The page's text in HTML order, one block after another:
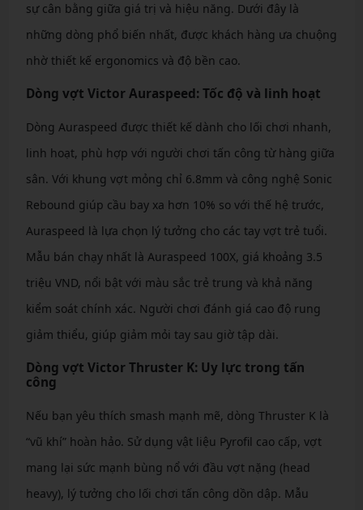
sự cân bằng giữa giá trị và hiệu năng. Dưới đây là
những dòng phổ biến nhất, được khách hàng ưa chuộng
nhờ thiết kế ergonomics và độ bền cao.
Dòng vợt Victor Auraspeed: Tốc độ và linh hoạt
Dòng Auraspeed được thiết kế dành cho lối chơi nhanh,
linh hoạt, phù hợp với người chơi tấn công từ hàng giữa
sân. Với khung vợt mỏng chỉ 6.8mm và công nghệ Sonic
Rebound giúp cầu bay xa hơn 10% so với thế hệ trước,
Auraspeed là lựa chọn lý tưởng cho các tay vợt trẻ tuổi.
Mẫu bán chạy nhất là Auraspeed 100X, giá khoảng 3.5
triệu VND, nổi bật với màu sắc trẻ trung và khả năng
kiểm soát chính xác. Người chơi đánh giá cao độ rung
giảm thiểu, giúp giảm mỏi tay sau giờ tập dài.
Dòng vợt Victor Thruster K: Uy lực trong tấn
công
Nếu bạn yêu thích smash mạnh mẽ, dòng Thruster K là
“vũ khí” hoàn hảo. Sử dụng vật liệu Pyrofil cao cấp, vợt
mang lại sức mạnh bùng nổ với đầu vợt nặng (head
heavy), lý tưởng cho lối chơi tấn công dồn dập. Mẫu